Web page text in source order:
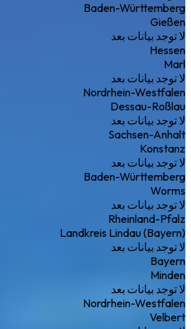
Baden-Württemberg
Gießen
لا توجد بيانات بعد
Hessen
Marl
لا توجد بيانات بعد
Nordrhein-Westfalen
Dessau-Roßlau
لا توجد بيانات بعد
Sachsen-Anhalt
Konstanz
لا توجد بيانات بعد
Baden-Württemberg
Worms
لا توجد بيانات بعد
Rheinland-Pfalz
Landkreis Lindau (Bayern)
لا توجد بيانات بعد
Bayern
Minden
لا توجد بيانات بعد
Nordrhein-Westfalen
Velbert